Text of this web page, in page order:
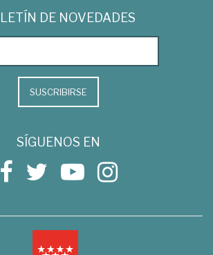
DE NOVEDADES
SUSCRIBIRSE
SÍGUENOS EN